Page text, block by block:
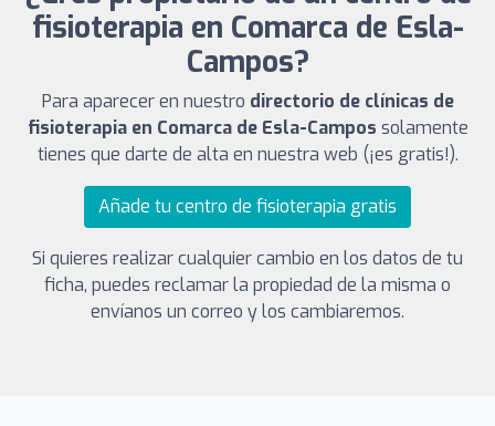
fisioterapia en Comarca de Esla-
Campos?
Para aparecer en nuestro directorio de clínicas de
fisioterapia en Comarca de Esla-Campos solamente
tienes que darte de alta en nuestra web (¡es gratis!).
Añade tu centro de fisioterapia gratis
Si quieres realizar cualquier cambio en los datos de tu
ficha, puedes reclamar la propiedad de la misma o
envíanos un correo y los cambiaremos.